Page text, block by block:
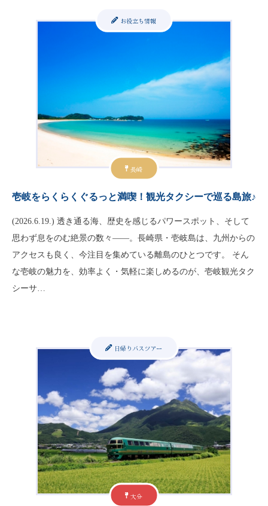
長崎
お役立ち情報
壱岐をらくらくぐるっと満喫！観光タクシーで巡る島旅♪
(2026.6.19.) 透き通る海、歴史を感じるパワースポット、そして
思わず息をのむ絶景の数々——。長崎県・壱岐島は、九州からの
アクセスも良く、今注目を集めている離島のひとつです。 そん
な壱岐の魅力を、効率よく・気軽に楽しめるのが、壱岐観光タク
シーサ…
大分
日帰りバスツアー